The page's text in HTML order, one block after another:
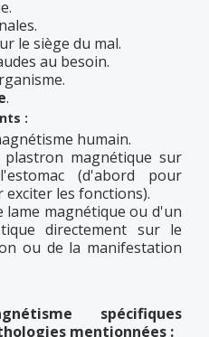
le siège du mal.
au besoin.
.
:
humain.
magnétique sur
(d'abord pour
exciter les fonctions).
lame magnétique ou d'un
directement sur le
ou de la manifestation
spécifiques
mentionnées :